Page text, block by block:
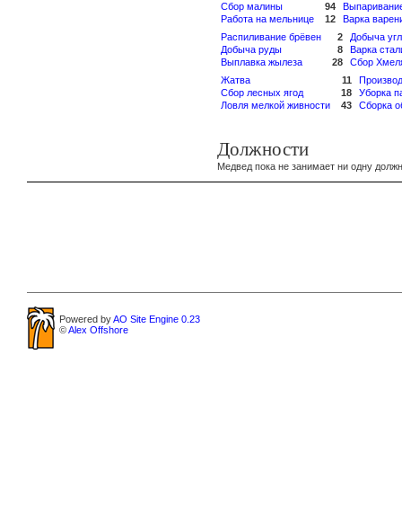
Сбор малины
94
Работа на мельнице
12
Варка
Распиливание брёвен
2
Добыча руды
8
Выплавка жылеза
28
Добыча
Варка
Сбор
Жатва
11
Сбор лесных ягод
18
Ловля мелкой живности
43
Уборка
Сборка
Должности
Медвед пока не занимает ни одну
Powered byAO Site Engine 0.23
©Alex Offshore